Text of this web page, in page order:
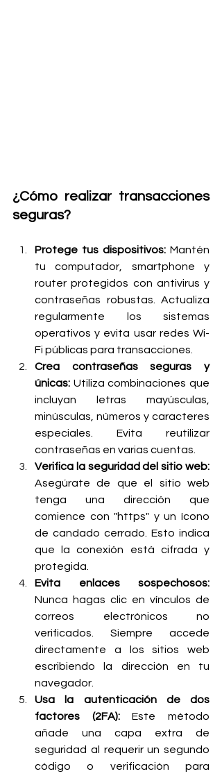
¿Cómo realizar transacciones
seguras?
Protege tus dispositivos: Mantén
tu computador, smartphone y
router protegidos con antivirus y
contraseñas robustas. Actualiza
regularmente los sistemas
operativos y evita usar redes Wi-
Fi públicas para transacciones.
Crea contraseñas seguras y
únicas: Utiliza combinaciones que
incluyan letras mayúsculas,
minúsculas, números y caracteres
especiales. Evita reutilizar
contraseñas en varias cuentas.
Asegúrate de que el sitio web
tenga una dirección que
comience con "https" y un ícono
de candado cerrado. Esto indica
que la conexión está cifrada y
protegida.
Nunca hagas clic en vínculos de
correos electrónicos no
verificados. Siempre accede
directamente a los sitios web
escribiendo la dirección en tu
navegador.
Usa la autenticación de dos
factores (2FA): Este método
añade una capa extra de
seguridad al requerir un segundo
código o verificación para